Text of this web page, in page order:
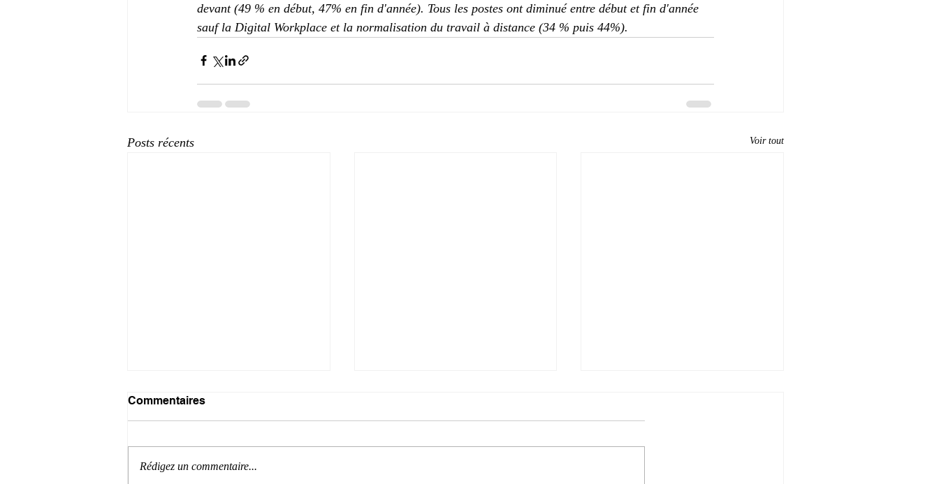
devant (49 % en début, 47% en fin d'année). Tous les postes ont diminué entre début et fin d'année
sauf la Digital Workplace et la normalisation du travail à distance (34 % puis 44%).
Posts récents Voir tout
Commentaires
Rédigez un commentaire...